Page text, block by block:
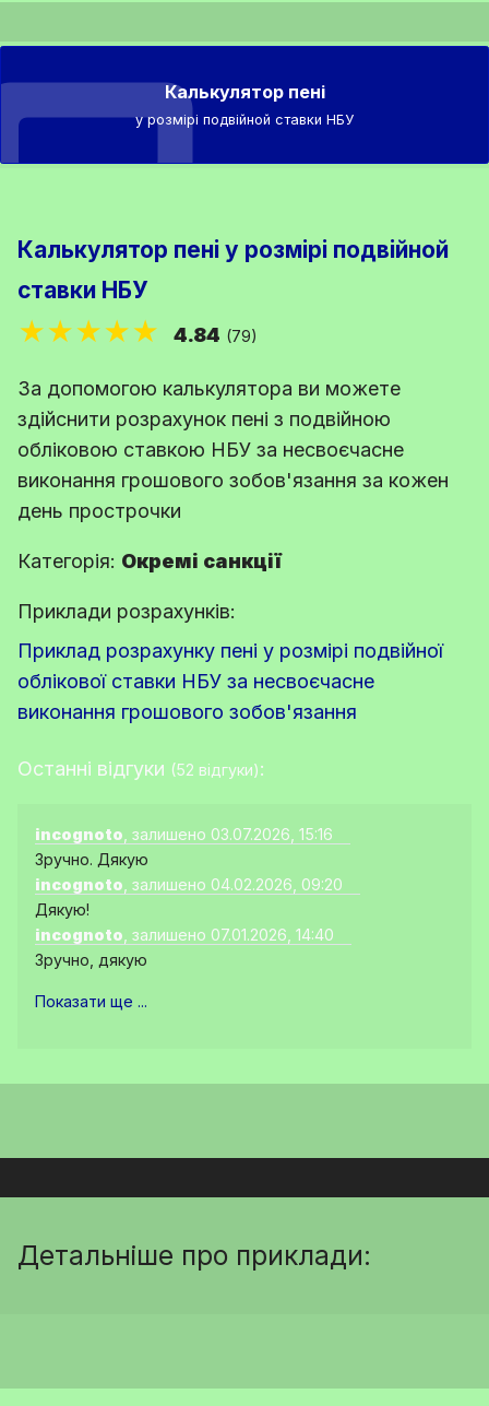
Калькулятор пені
у розмірі подвійной ставки НБУ
Калькулятор пені у розмірі подвійной
ставки НБУ
★★★★★ 4.84 (79)
За допомогою калькулятора ви можете
здійснити розрахунок пені з подвійною
обліковою ставкою НБУ за несвоєчасне
виконання грошового зобов'язання за кожен
день прострочки
Категорія: Окремі санкції
Приклади розрахунків:
Приклад розрахунку пені у розмірі подвійної
облікової ставки НБУ за несвоєчасне
виконання грошового зобов'язання
Останні відгуки (52 відгуки):
incognoto , залишено 03.07.2026, 15:16
Зручно. Дякую
incognoto , залишено 04.02.2026, 09:20
Дякую!
incognoto , залишено 07.01.2026, 14:40
Зручно, дякую
Показати ще ...
Детальніше про приклади: